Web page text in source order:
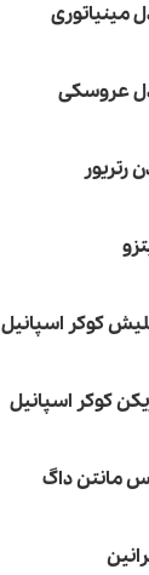
مینیاتوری
عروسکی
رتریور
کوکر اسپانیل
کوکر اسپانیل
مانتن داگ